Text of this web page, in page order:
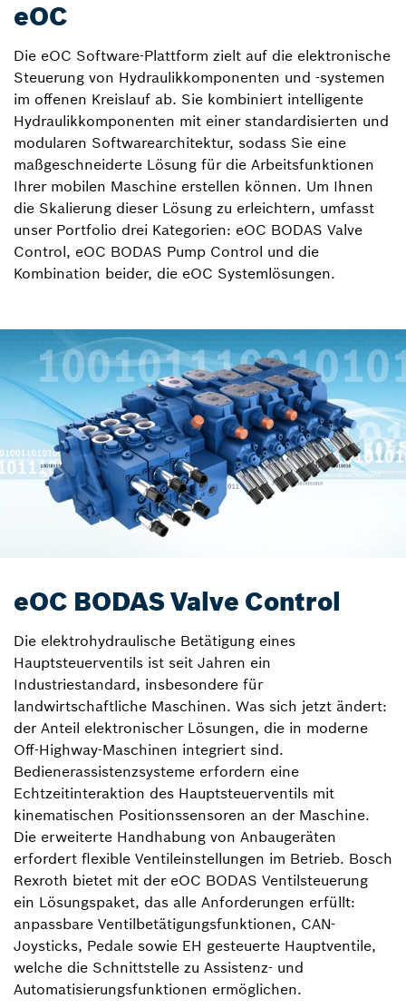
eOC
Die eOC Software-Plattform zielt auf die elektronische
Steuerung von Hydraulikkomponenten und -systemen
im offenen Kreislauf ab. Sie kombiniert intelligente
Hydraulikkomponenten mit einer standardisierten und
modularen Softwarearchitektur, sodass Sie eine
maßgeschneiderte Lösung für die Arbeitsfunktionen
Ihrer mobilen Maschine erstellen können. Um Ihnen
die Skalierung dieser Lösung zu erleichtern, umfasst
unser Portfolio drei Kategorien: eOC BODAS Valve
Control, eOC BODAS Pump Control und die
Kombination beider, die eOC Systemlösungen.
eOC BODAS Valve Control
Die elektrohydraulische Betätigung eines
Hauptsteuerventils ist seit Jahren ein
Industriestandard, insbesondere für
landwirtschaftliche Maschinen. Was sich jetzt ändert:
der Anteil elektronischer Lösungen, die in moderne
Off-Highway-Maschinen integriert sind.
Bedienerassistenzsysteme erfordern eine
Echtzeitinteraktion des Hauptsteuerventils mit
kinematischen Positionssensoren an der Maschine.
Die erweiterte Handhabung von Anbaugeräten
erfordert flexible Ventileinstellungen im Betrieb. Bosch
Rexroth bietet mit der eOC BODAS Ventilsteuerung
ein Lösungspaket, das alle Anforderungen erfüllt:
anpassbare Ventilbetätigungsfunktionen, CAN-
Joysticks, Pedale sowie EH gesteuerte Hauptventile,
welche die Schnittstelle zu Assistenz- und
Automatisierungsfunktionen ermöglichen.